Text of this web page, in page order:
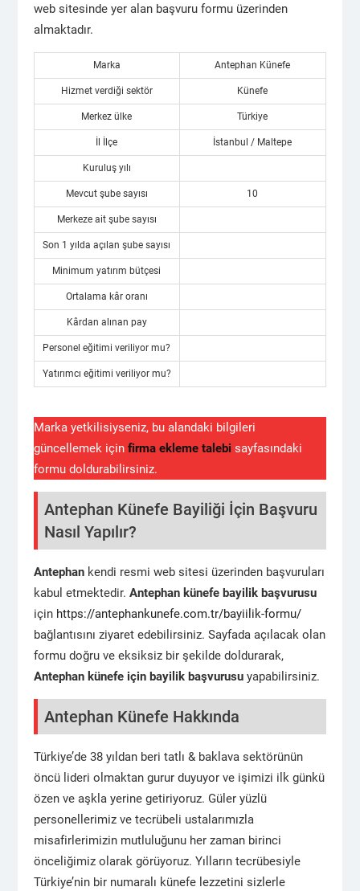
web sitesinde yer alan başvuru formu üzerinden
almaktadır.
Marka Antephan Künefe
Hizmet verdiği sektör Künefe
Merkez ülke Türkiye
İl İlçe İstanbul / Maltepe
Kuruluş yılı
Mevcut şube sayısı 10
Merkeze ait şube sayısı
Son 1 yılda açılan şube sayısı
Minimum yatırım bütçesi
Ortalama kâr oranı
Kârdan alınan pay
Personel eğitimi veriliyor mu?
Yatırımcı eğitimi veriliyor mu?
Marka yetkilisiyseniz, bu alandaki bilgileri
güncellemek için firma ekleme talebi sayfasındaki
formu doldurabilirsiniz.
Antephan Künefe Bayiliği İçin Başvuru
Nasıl Yapılır?
Antephankendi resmi web sitesi üzerinden başvuruları
kabul etmektedir. Antephan künefe bayilik başvurusu
için https://antephankunefe.com.tr/bayiilik-formu/
bağlantısını ziyaret edebilirsiniz. Sayfada açılacak olan
formu doğru ve eksiksiz bir şekilde doldurarak,
Antephan künefeiçin bayilik başvurusuyapabilirsiniz.
Antephan Künefe Hakkında
Türkiye’de 38 yıldan beri tatlı & baklava sektörünün
öncü lideri olmaktan gurur duyuyor ve işimizi ilk günkü
özen ve aşkla yerine getiriyoruz. Güler yüzlü
personellerimiz ve tecrübeli ustalarımızla
misafirlerimizin mutluluğunu her zaman birinci
önceliğimiz olarak görüyoruz. Yılların tecrübesiyle
Türkiye’nin bir numaralı künefe lezzetini sizlerle